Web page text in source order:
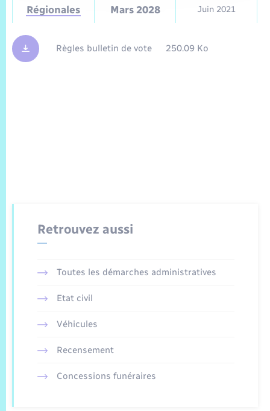
Régionales Mars 2028 Juin 2021
Règles bulletin de vote 250.09 Ko
Retrouvez aussi
Toutes les démarches administratives
Etat civil
Véhicules
Recensement
Concessions funéraires